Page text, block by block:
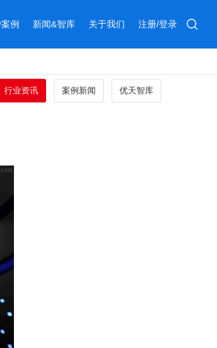
例 新闻&智库 关于我们 注册/登录
行业资讯 案例新闻 优天智库